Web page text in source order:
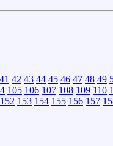
41 42 43 44 45 46 47 48 49
105 106 107 108 109 110
152 153 154 155 156 157